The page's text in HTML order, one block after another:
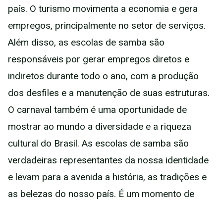
país. O turismo movimenta a economia e gera
empregos, principalmente no setor de serviços.
Além disso, as escolas de samba são
responsáveis por gerar empregos diretos e
indiretos durante todo o ano, com a produção
dos desfiles e a manutenção de suas estruturas.
O carnaval também é uma oportunidade de
mostrar ao mundo a diversidade e a riqueza
cultural do Brasil. As escolas de samba são
verdadeiras representantes da nossa identidade
e levam para a avenida a história, as tradições e
as belezas do nosso país. É um momento de